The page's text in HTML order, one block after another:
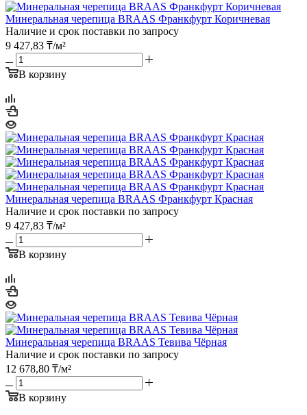
Минеральная черепица BRAAS Франкфурт Коричневая
Наличие и срок поставки по запросу
9 427,83 ₸/м²
В корзину
Минеральная черепица BRAAS Франкфурт Красная
Наличие и срок поставки по запросу
9 427,83 ₸/м²
В корзину
Минеральная черепица BRAAS Тевива Чёрная
Наличие и срок поставки по запросу
12 678,80 ₸/м²
В корзину